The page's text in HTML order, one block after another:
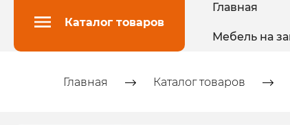
Каталог товаров
Главная
Мебель на
Главная Каталог товаров